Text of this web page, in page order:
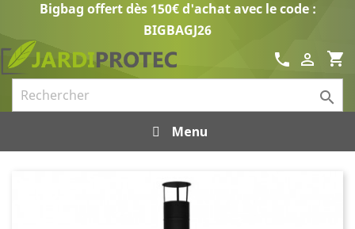
Bigbag offert dès 150€ d'achat avec le code :
BIGBAGJ26
shopping_cart

call

Menu